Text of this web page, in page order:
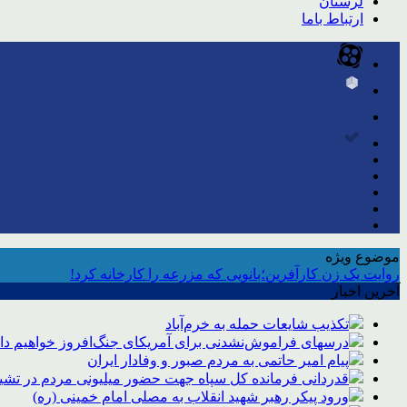
ارتباط باما
موضوع ویژه
روایت یک زن کارآفرین؛بانویی که مزرعه را کارخانه کرد!
آخرین اخبار
تکذیب شایعات حمله به خرم‌آباد
درسهای فراموش‌نشدنی برای آمریکای جنگ‌افروز خواهیم
پیام امیر حاتمی به مردم صبور و وفادار ایران
قدردانی فرمانده کل سپاه جهت حضور میلیونی مردم در
ورود پیکر رهبر شهید انقلاب به مصلی امام خمینی (ره)